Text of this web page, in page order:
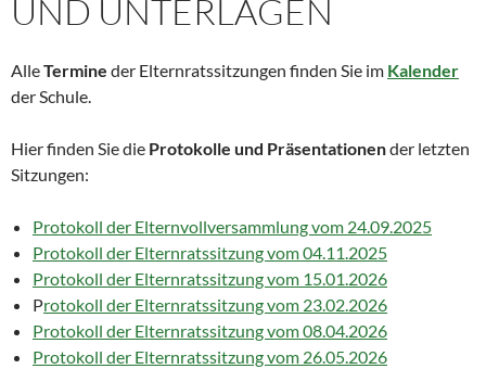
UND UNTERLAGEN
AlleTermine der Elternratssitzungen finden Sie im Kalender
der Schule.
Hier finden Sie die Protokolle und Präsentationender letzten
Sitzungen:
Protokoll der Elternvollversammlung vom 24.09.2025
Protokoll der Elternratssitzung vom 04.11.2025
Protokoll der Elternratssitzung vom 15.01.2026
Protokoll der Elternratssitzung vom 23.02.2026
Protokoll der Elternratssitzung vom 08.04.2026
Protokoll der Elternratssitzung vom 26.05.2026